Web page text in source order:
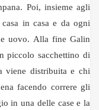
Poi, insieme agli
in casa e da ogni
uovo. Alla fine Galin
piccolo sacchettino di
viene distribuita e chi
facendo correre gli
in una delle case e la